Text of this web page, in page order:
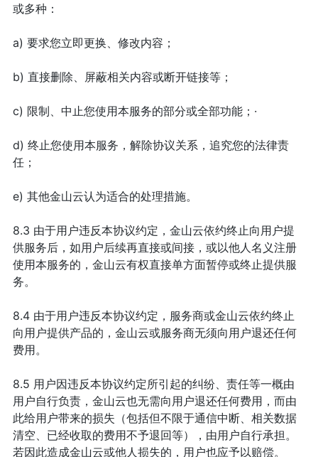
或多种：
a) 要求您立即更换、修改内容；
b) 直接删除、屏蔽相关内容或断开链接等；
c) 限制、中止您使用本服务的部分或全部功能；·
d) 终止您使用本服务，解除协议关系，追究您的法律责
任；
e) 其他金山云认为适合的处理措施。
8.3 由于用户违反本协议约定，金山云依约终止向用户提
供服务后，如用户后续再直接或间接，或以他人名义注册
使用本服务的，金山云有权直接单方面暂停或终止提供服
务。
8.4 由于用户违反本协议约定，服务商或金山云依约终止
向用户提供产品的，金山云或服务商无须向用户退还任何
费用。
8.5 用户因违反本协议约定所引起的纠纷、责任等一概由
用户自行负责，金山云也无需向用户退还任何费用，而由
此给用户带来的损失（包括但不限于通信中断、相关数据
清空、已经收取的费用不予退回等），由用户自行承担。
若因此造成金山云或他人损失的，用户也应予以赔偿。